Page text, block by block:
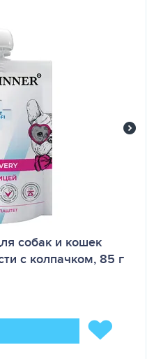
собак и кошек
с колпачком, 85 г